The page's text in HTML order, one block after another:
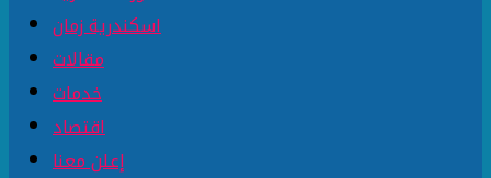
اسكندرية زمان
مقالات
خدمات
اقتصاد
إعلن معنا